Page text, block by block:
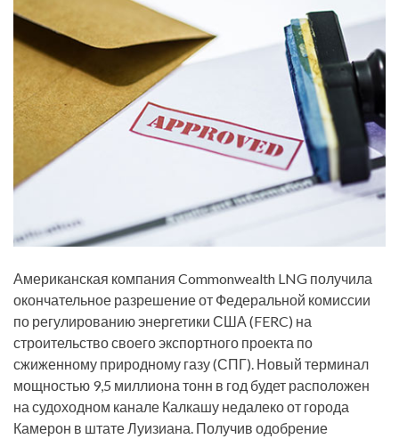
Американская компания Commonwealth LNG получила
окончательное разрешение от Федеральной комиссии
по регулированию энергетики США (FERC) на
строительство своего экспортного проекта по
сжиженному природному газу (СПГ). Новый терминал
мощностью 9,5 миллиона тонн в год будет расположен
на судоходном канале Калкашу недалеко от города
Камерон в штате Луизиана. Получив одобрение